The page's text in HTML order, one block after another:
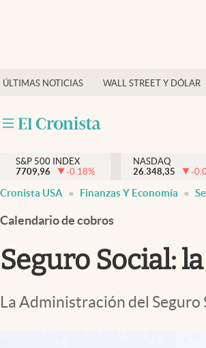
ÚLTIMAS NOTICIAS WALL STREET Y DÓLAR
Finanzas y economía
Inmigración
Trending
Streaming
S&P 500 INDEX
7709,96
-0.18%
NASDAQ
26.348,35
-
Cronista USA Finanzas Y Economía
Calendario de cobros
Seguro Social:
La Administración del